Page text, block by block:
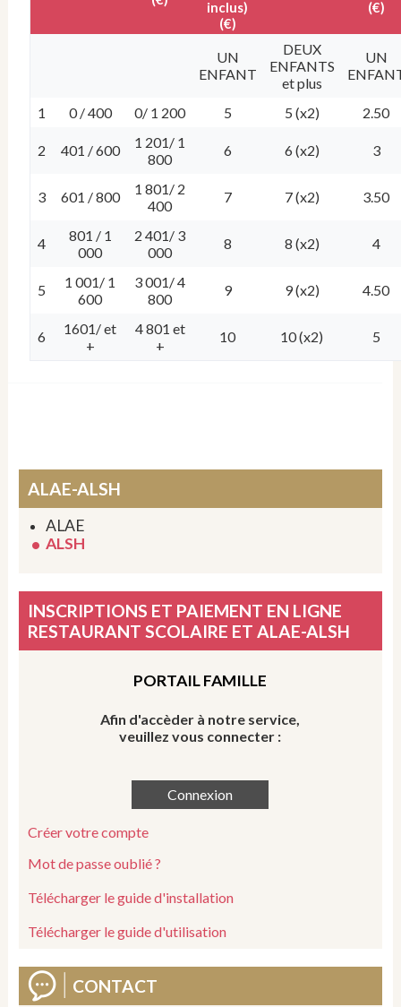
inclus)
(€)
(€)
UN
ENFANT
DEUX
ENFANTS
et plus
UN
1 0 / 400 0/ 1 200 5 5 (x2) 2.50
2 401 / 600
1 201/ 1
800
6 6 (x2) 3
3 601 / 800
1 801/ 2
400
7 7 (x2) 3.50
4
801 / 1
000
2 401/ 3
000
8 8 (x2) 4
5
1 001/ 1
600
3 001/ 4
800
9 9 (x2) 4.50
6
1601/ et
+
4 801 et
+
10 10 (x2) 5
ALAE-ALSH
ALAE
ALSH
INSCRIPTIONS ET PAIEMENT EN LIGNE
RESTAURANT SCOLAIRE ET ALAE-ALSH
PORTAIL FAMILLE
Afin d'accèder à notre service,
veuillez vous connecter :
Créer votre compte
Mot de passe oublié ?
Télécharger le guide d'installation
Télécharger le guide d'utilisation
CONTACT